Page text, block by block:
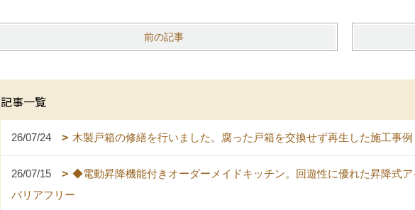
前の記事
記事一覧
26/07/24 木製戸箱の修繕を行いました。腐った戸箱を交換せず再生した施工事
26/07/15
◆電動昇降機能付きオーダーメイドキッチン。回遊性に優れた昇降式
バリアフリー